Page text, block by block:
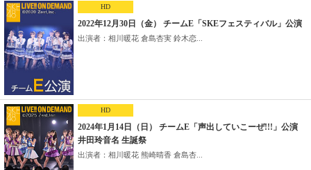
HD
2022年12月30日（金） チームE「SKEフェスティバル」公演
出演者：相川暖花 倉島杏実 鈴木恋...
HD
2024年1月14日（日） チームE「声出していこーぜ!!!」公演
井田玲音名 生誕祭
出演者：相川暖花 熊崎晴香 倉島杏...